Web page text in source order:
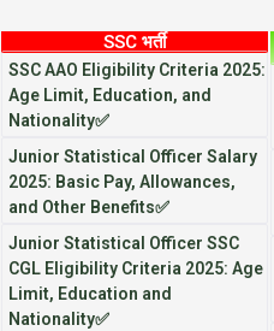
SSC भर्ती
SSC AAO Eligibility Criteria 2025:
Age Limit, Education, and
Nationality✅
Junior Statistical Officer Salary
2025: Basic Pay, Allowances,
and Other Benefits✅
Junior Statistical Officer SSC
CGL Eligibility Criteria 2025: Age
Limit, Education and
Nationality✅